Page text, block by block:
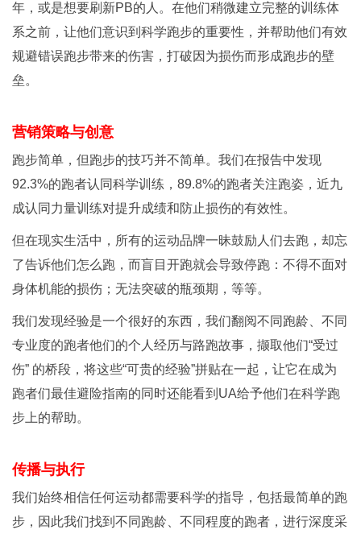
年，或是想要刷新PB的人。在他们稍微建立完整的训练体
系之前，让他们意识到科学跑步的重要性，并帮助他们有效
规避错误跑步带来的伤害，打破因为损伤而形成跑步的壁
垒。
营销策略与创意
跑步简单，但跑步的技巧并不简单。我们在报告中发现
92.3%的跑者认同科学训练，89.8%的跑者关注跑姿，近九
成认同力量训练对提升成绩和防止损伤的有效性。
但在现实生活中，所有的运动品牌一昧鼓励人们去跑，却忘
了告诉他们怎么跑，而盲目开跑就会导致停跑：不得不面对
身体机能的损伤；无法突破的瓶颈期，等等。
我们发现经验是一个很好的东西，我们翻阅不同跑龄、不同
专业度的跑者他们的个人经历与路跑故事，撷取他们“受过
伤” 的桥段，将这些“可贵的经验”拼贴在一起，让它在成为
跑者们最佳避险指南的同时还能看到UA给予他们在科学跑
步上的帮助。
传播与执行
我们始终相信任何运动都需要科学的指导，包括最简单的跑
步，因此我们找到不同跑龄、不同程度的跑者，进行深度采